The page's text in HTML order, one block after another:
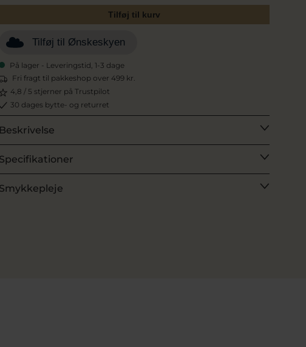
Tilføj til kurv
Tilføj til Ønskeskyen
På lager - Leveringstid, 1-3 dage
Fri fragt til pakkeshop over 499 kr.
4,8 / 5 stjerner på Trustpilot
30 dages bytte- og returret
Beskrivelse
Specifikationer
Smykkepleje